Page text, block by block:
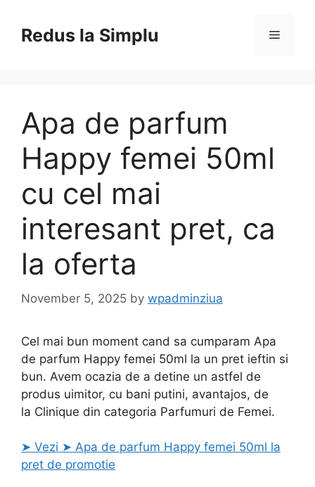
contentRedus la Simplu Menu
Apa de parfum
Happy femei 50ml
cu cel mai
interesant pret, ca
la oferta
November 5, 2025 by wpadminziua
Cel mai bun moment cand sa cumparam Apa
de parfum Happy femei 50ml la un pret ieftin si
bun. Avem ocazia de a detine un astfel de
produs uimitor, cu bani putini, avantajos, de
la Clinique din categoria Parfumuri de Femei.
➤ Vezi ➤ Apa de parfum Happy femei 50ml la
pret de promotie